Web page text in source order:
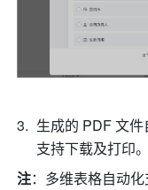
生成的 PDF 文件
支持下载及打印。
注：多维表格自动